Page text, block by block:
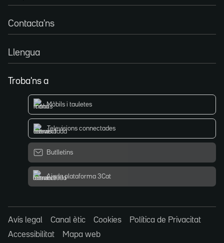
Contacta'ns
Llengua
Troba'ns a
Mòbils i tauletes
Televisions connectades
Butlletins
Ajuda plataforma 3Cat
Avís legal Canal ètic Cookies
Política de Privacitat
Accessibilitat
Mapa web